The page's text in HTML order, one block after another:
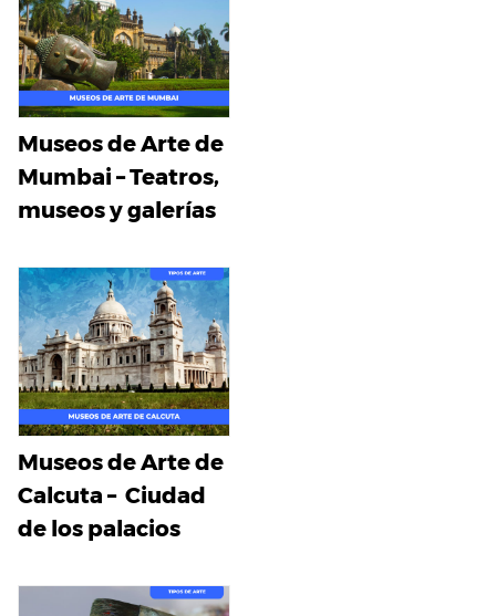
Museos de Arte de
Mumbai – Teatros,
museos y galerías
Museos de Arte de
Calcuta – Ciudad
de los palacios